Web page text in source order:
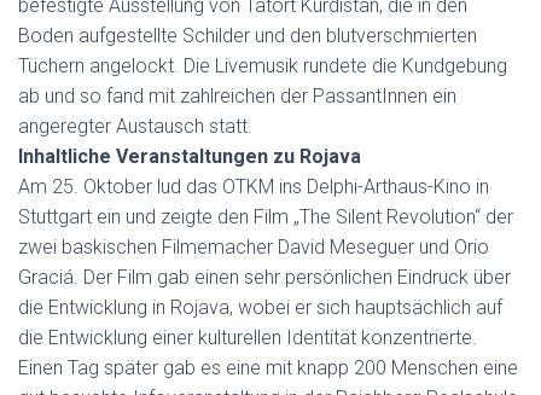
befestigte Ausstellung von Tatort Kurdistan, die in den
Boden aufgestellte Schilder und den blutverschmierten
Tüchern angelockt. Die Livemusik rundete die Kundgebung
ab und so fand mit zahlreichen der PassantInnen ein
angeregter Austausch statt.
Inhaltliche Veranstaltungen zu Rojava
Am 25. Oktober lud das OTKM ins Delphi-Arthaus-Kino in
Stuttgart ein und zeigte den Film „The Silent Revolution“ der
zwei baskischen Filmemacher David Meseguer und Orio
Graciá. Der Film gab einen sehr persönlichen Eindruck über
die Entwicklung in Rojava, wobei er sich hauptsächlich auf
die Entwicklung einer kulturellen Identität konzentrierte.
Einen Tag später gab es eine mit knapp 200 Menschen eine